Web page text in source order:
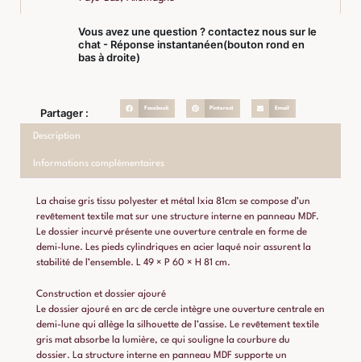
Vous avez une question ? contactez nous sur le
chat - Réponse instantanéen(bouton rond en
bas à droite)
Partager : Facebook Pinterest Email
Description
Informations complémentaires
La chaise gris tissu polyester et métal Ixia 81cm se compose d’un
revêtement textile mat sur une structure interne en panneau MDF.
Le dossier incurvé présente une ouverture centrale en forme de
demi-lune. Les pieds cylindriques en acier laqué noir assurent la
stabilité de l’ensemble. L 49 × P 60 × H 81 cm.
Construction et dossier ajouré
Le dossier ajouré en arc de cercle intègre une ouverture centrale en
demi-lune qui allège la silhouette de l’assise. Le revêtement textile
gris mat absorbe la lumière, ce qui souligne la courbure du
dossier. La structure interne en panneau MDF supporte un